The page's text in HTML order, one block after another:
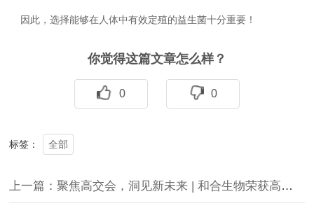
因此，选择能够在人体中有效定殖的益生菌十分重要！
你觉得这篇文章怎么样？
0 0
标签： 全部
上一篇：聚焦高交会，洞见新未来 | 和合生物荣获高交会“优秀科研成果创新奖”